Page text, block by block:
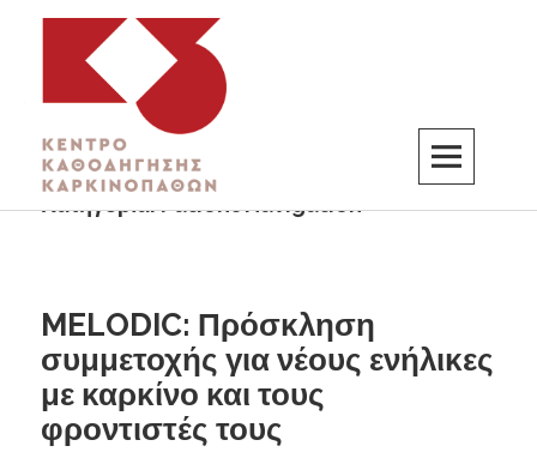
K3
ΚΕΝΤΡΟ ΚΑΘΟΔΗΓΗΣΗΣ ΚΑΡΚΙΝΟΠΑΘΩΝ
Κατηγορία:Patient Navigation
MELODIC: Πρόσκληση
συμμετοχής για νέους ενήλικες
με καρκίνο και τους
φροντιστές τους